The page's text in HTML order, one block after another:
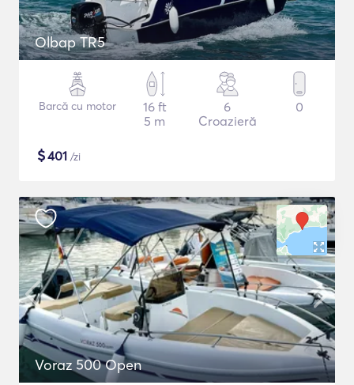
Olbap TR5
Barcă cu motor
16 ft
5 m
6
Croazieră
0
$401 /zi
Voraz 500 Open